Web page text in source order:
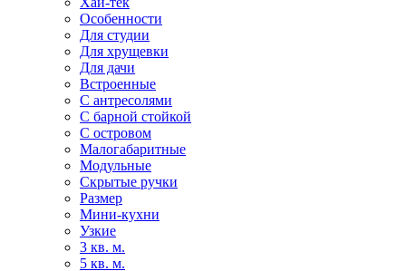
Особенности
Для студии
Для хрущевки
Для дачи
Встроенные
С антресолями
С барной стойкой
С островом
Малогабаритные
Модульные
Скрытые ручки
Размер
Мини-кухни
Узкие
3 кв. м.
5 кв. м.